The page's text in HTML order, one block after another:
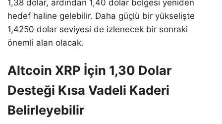
1,38 dolar, ardından 1,40 dolar bölgesi yeniden
hedef haline gelebilir. Daha güçlü bir yükselişte
1,4250 dolar seviyesi de izlenecek bir sonraki
önemli alan olacak.
Altcoin XRP İçin 1,30 Dolar
Desteği Kısa Vadeli Kaderi
Belirleyebilir